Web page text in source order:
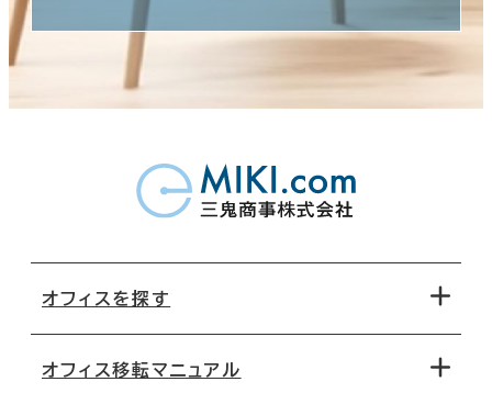
オフィスを探す
オフィス移転マニュアル